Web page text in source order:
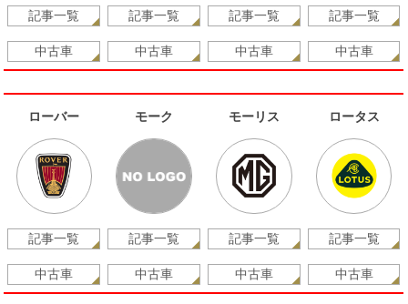
記事一覧
中古車
記事一覧
中古車
記事一覧
中古車
記事一覧
中古車
ローバー
記事一覧
中古車
モーク
記事一覧
中古車
モーリス
記事一覧
中古車
ロータス
記事一覧
中古車